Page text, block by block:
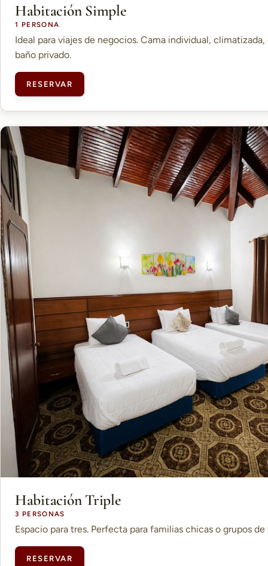
Habitación Simple
1 PERSONA
Ideal para viajes de negocios. Cama individual,
baño privado.
RESERVAR
Habitación Triple
3 PERSONAS
Espacio para tres. Perfecta para familias chicas o grupos de
RESERVAR